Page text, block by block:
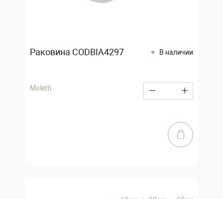
Раковина CODBIA4297 В наличии
Maletti